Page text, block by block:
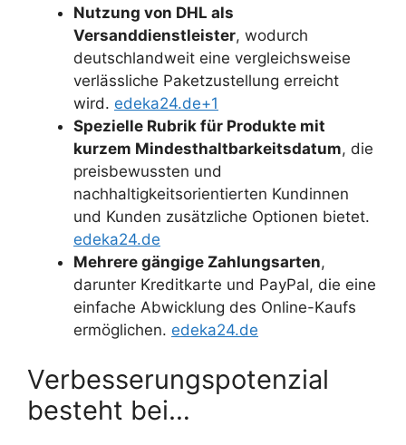
Nutzung von DHL als
Versanddienstleister, wodurch
deutschlandweit eine vergleichsweise
verlässliche Paketzustellung erreicht
wird. edeka24.de+1
Spezielle Rubrik für Produkte mit
kurzem Mindesthaltbarkeitsdatum, die
preisbewussten und
nachhaltigkeitsorientierten Kundinnen
und Kunden zusätzliche Optionen bietet.
edeka24.de
Mehrere gängige Zahlungsarten,
darunter Kreditkarte und PayPal, die eine
einfache Abwicklung des Online-Kaufs
ermöglichen. edeka24.de
Verbesserungspotenzial
besteht bei…